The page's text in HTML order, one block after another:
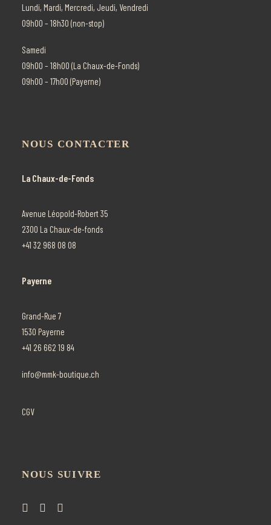
Panier
Lundi, Mardi, Mercredi, Jeudi, Vendredi
09h00 – 18h30 (non-stop)
Samedi
09h00 – 18h00 (La Chaux-de-Fonds)
09h00 – 17h00 (Payerne)
NOUS CONTACTER
La Chaux-de-Fonds
Avenue Léopold-Robert 35
2300 La Chaux-de-fonds
+41 32 968 08 08
Payerne
Grand-Rue 7
1530 Payerne
+41 26 662 19 84
info@mmk-boutique.ch
CGV
NOUS SUIVRE